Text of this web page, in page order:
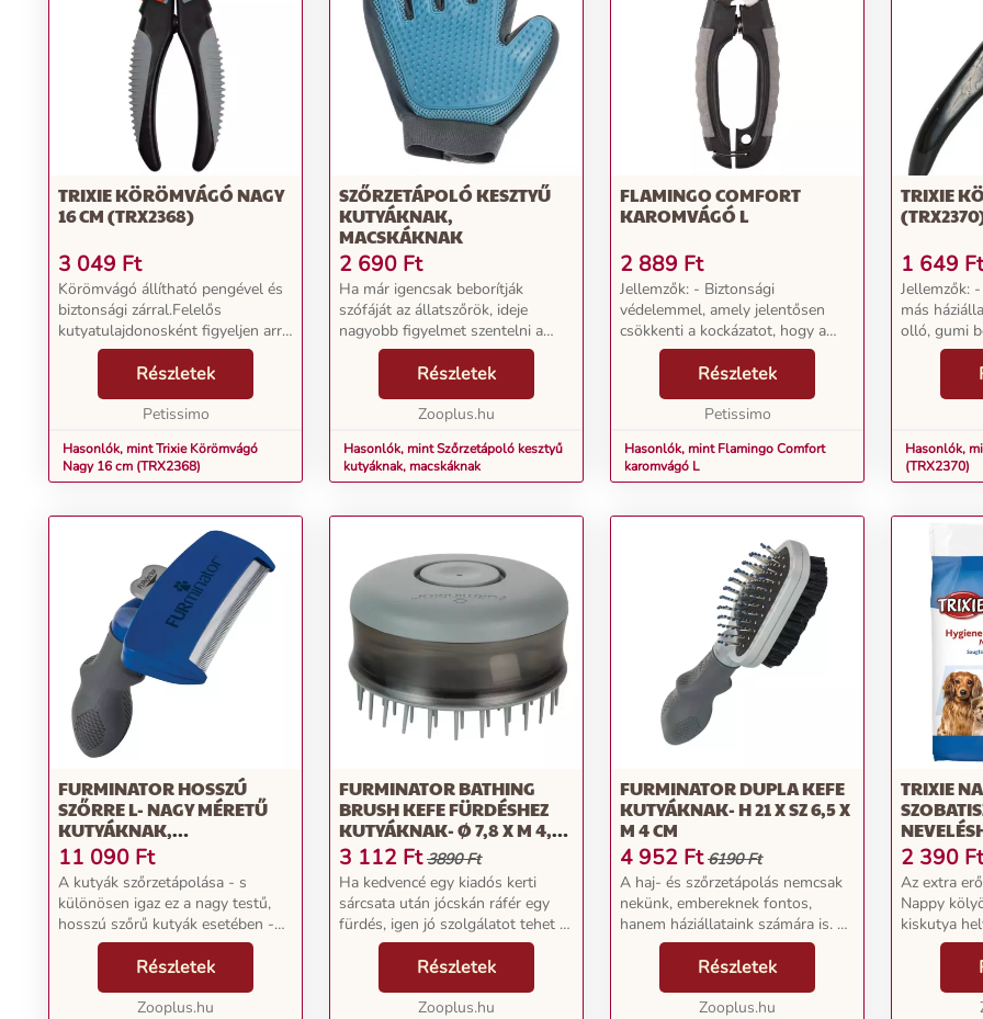
TRIXIE KÖRÖMVÁGÓ NAGY
16 CM (TRX2368)
3 049 Ft
Körömvágó állítható pengével és
biztonsági zárral.Felelős
kutyatulajdonosként figyeljen arra,
hogy kedvence körmei ne
legyenek túl hosszúak. Ez
fájdalmat vagy rossz testtartást
okozhat. Általában a ku...
Részletek
Petissimo
Hasonlók, mint Trixie Körömvágó
Nagy 16 cm (TRX2368)
SZŐRZETÁPOLÓ KESZTYŰ
KUTYÁKNAK,
MACSKÁKNAK
2 690 Ft
Ha már igencsak beborítják
szófáját az állatszőrök, ideje
nagyobb figyelmet szentelni a
szőrzetápolás témájának. Ezzel a
praktikus szőrzetápoló wellness-
kesztyűvel szó szerint néhány
kézmozdulattal el...
Részletek
Zooplus.hu
Hasonlók, mint Szőrzetápoló kesztyű
kutyáknak, macskáknak
FLAMINGO COMFORT
KAROMVÁGÓ L
2 889 Ft
Jellemzők: - Biztonsági
védelemmel, amely jelentősen
csökkenti a kockázatot, hogy a
körmöket túl rövidre vágjuk -
Minden korosztály számára...
Részletek
Petissimo
Hasonlók, mint Flamingo Comfort
karomvágó L
TRIXIE
1 649 Ft
Jellemzők:
más
olló, gumi
hossz 11
Hasonlók,
(TRX2370)
FURMINATOR HOSSZÚ
SZŐRRE L- NAGY MÉRETŰ
KUTYÁKNAK,
FÉSŰSZÉLESSÉG 9,6 CM
11 090 Ft
A kutyák szőrzetápolása - s
különösen igaz ez a nagy testű,
hosszú szőrű kutyák esetében -
olykor meglehetősen
körülményes és időigényes lehet.
Annál inkább fontos az erre
szolgáló, megfelelő szerszám...
Részletek
Zooplus.hu
FURMINATOR BATHING
BRUSH KEFE FÜRDÉSHEZ
KUTYÁKNAK- Ø 7,8 X M 4,8
CM
3 112 Ft 3890 Ft
Ha kedvencé egy kiadós kerti
sárcsata után jócskán ráfér egy
fürdés, igen jó szolgálatot tehet a
FURminator Bathing Brush azaz
samponozó kefe. Ez a kefe
ugyanis megtölthető samponnal,
s kényelmesen ha...
Részletek
Zooplus.hu
FURMINATOR DUPLA KEFE
KUTYÁKNAK- H 21 X SZ 6,5 X
M 4 CM
4 952 Ft 6190 Ft
A haj- és szőrzetápolás nemcsak
nekünk, embereknek fontos,
hanem háziállataink számára is. A
FURminator dupla kefe igaz
multitalentum, ha négylábú
kedvence szőrzetápolásáról van
szó. A kutyáknak és ma...
Részletek
Zooplus.hu
TRIXIE
21DB,
2 390 Ft
Az extra
Nappy
kiskutya
kényelmet
gyorsan